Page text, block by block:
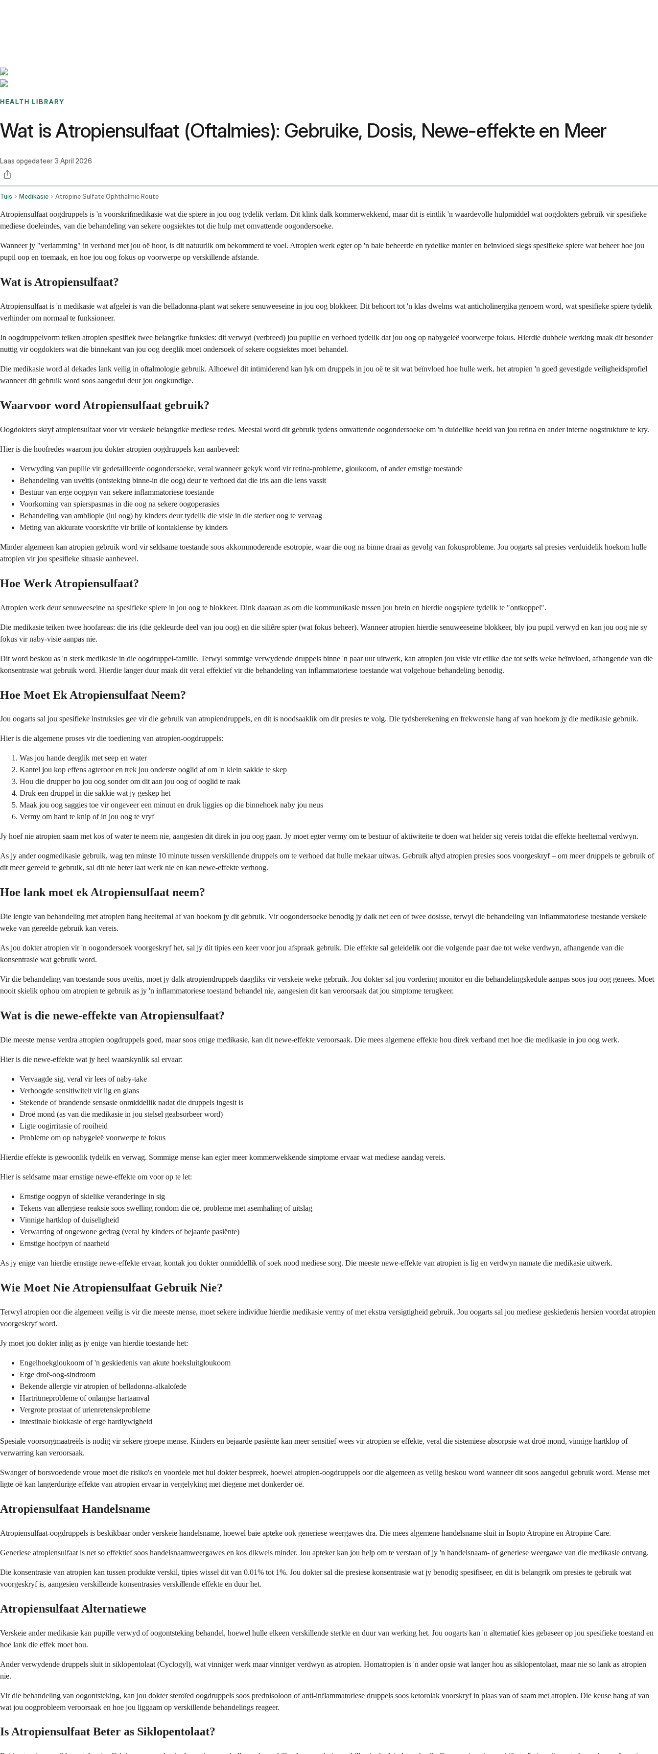
HEALTH LIBRARY
Wat is Atropiensulfaat (Oftalmies): Gebruike, Dosis, Newe-effekte en Meer
Laas opgedateer3 April 2026
Tuis Medikasie Atropine Sulfate Ophthalmic Route
Atropiensulfaat oogdruppels is 'n voorskrifmedikasie wat die spiere in jou oog tydelik verlam. Dit klink dalk kommerwekkend, maar dit is eintlik 'n waardevolle hulpmiddel wat oogdokters gebruik vir spesifieke
mediese doeleindes, van die behandeling van sekere oogsiektes tot die hulp met omvattende oogondersoeke.
Wanneer jy "verlamming" in verband met jou oë hoor, is dit natuurlik om bekommerd te voel. Atropien werk egter op 'n baie beheerde en tydelike manier en beïnvloed slegs spesifieke spiere wat beheer hoe jou
pupil oop en toemaak, en hoe jou oog fokus op voorwerpe op verskillende afstande.
Wat is Atropiensulfaat?
Atropiensulfaat is 'n medikasie wat afgelei is van die belladonna-plant wat sekere senuweeseine in jou oog blokkeer. Dit behoort tot 'n klas dwelms wat anticholinergika genoem word, wat spesifieke spiere tydelik
verhinder om normaal te funksioneer.
In oogdruppelvorm teiken atropien spesifiek twee belangrike funksies: dit verwyd (verbreed) jou pupille en verhoed tydelik dat jou oog op nabygeleë voorwerpe fokus. Hierdie dubbele werking maak dit besonder
nuttig vir oogdokters wat die binnekant van jou oog deeglik moet ondersoek of sekere oogsiektes moet behandel.
Die medikasie word al dekades lank veilig in oftalmologie gebruik. Alhoewel dit intimiderend kan lyk om druppels in jou oë te sit wat beïnvloed hoe hulle werk, het atropien 'n goed gevestigde veiligheidsprofiel
wanneer dit gebruik word soos aangedui deur jou oogkundige.
Waarvoor word Atropiensulfaat gebruik?
Oogdokters skryf atropiensulfaat voor vir verskeie belangrike mediese redes. Meestal word dit gebruik tydens omvattende oogondersoeke om 'n duidelike beeld van jou retina en ander interne oogstrukture te kry.
Hier is die hoofredes waarom jou dokter atropien oogdruppels kan aanbeveel:
Verwyding van pupille vir gedetailleerde oogondersoeke, veral wanneer gekyk word vir retina-probleme, gloukoom, of ander ernstige toestande
Behandeling van uveïtis (ontsteking binne-in die oog) deur te verhoed dat die iris aan die lens vassit
Bestuur van erge oogpyn van sekere inflammatoriese toestande
Voorkoming van spierspasmas in die oog na sekere oogoperasies
Behandeling van ambliopie (lui oog) by kinders deur tydelik die visie in die sterker oog te vervaag
Meting van akkurate voorskrifte vir brille of kontaklense by kinders
Minder algemeen kan atropien gebruik word vir seldsame toestande soos akkommoderende esotropie, waar die oog na binne draai as gevolg van fokusprobleme. Jou oogarts sal presies verduidelik hoekom hulle
atropien vir jou spesifieke situasie aanbeveel.
Hoe Werk Atropiensulfaat?
Atropien werk deur senuweeseine na spesifieke spiere in jou oog te blokkeer. Dink daaraan as om die kommunikasie tussen jou brein en hierdie oogspiere tydelik te "ontkoppel".
Die medikasie teiken twee hoofareas: die iris (die gekleurde deel van jou oog) en die siliêre spier (wat fokus beheer). Wanneer atropien hierdie senuweeseine blokkeer, bly jou pupil verwyd en kan jou oog nie sy
fokus vir naby-visie aanpas nie.
Dit word beskou as 'n sterk medikasie in die oogdruppel-familie. Terwyl sommige verwydende druppels binne 'n paar uur uitwerk, kan atropien jou visie vir etlike dae tot selfs weke beïnvloed, afhangende van die
konsentrasie wat gebruik word. Hierdie langer duur maak dit veral effektief vir die behandeling van inflammatoriese toestande wat volgehoue behandeling benodig.
Hoe Moet Ek Atropiensulfaat Neem?
Jou oogarts sal jou spesifieke instruksies gee vir die gebruik van atropiendruppels, en dit is noodsaaklik om dit presies te volg. Die tydsberekening en frekwensie hang af van hoekom jy die medikasie gebruik.
Hier is die algemene proses vir die toediening van atropien-oogdruppels:
Was jou hande deeglik met seep en water
Kantel jou kop effens agteroor en trek jou onderste ooglid af om 'n klein sakkie te skep
Hou die drupper bo jou oog sonder om dit aan jou oog of ooglid te raak
Druk een druppel in die sakkie wat jy geskep het
Maak jou oog saggies toe vir ongeveer een minuut en druk liggies op die binnehoek naby jou neus
Vermy om hard te knip of in jou oog te vryf
Jy hoef nie atropien saam met kos of water te neem nie, aangesien dit direk in jou oog gaan. Jy moet egter vermy om te bestuur of aktiwiteite te doen wat helder sig vereis totdat die effekte heeltemal verdwyn.
As jy ander oogmedikasie gebruik, wag ten minste 10 minute tussen verskillende druppels om te verhoed dat hulle mekaar uitwas. Gebruik altyd atropien presies soos voorgeskryf – om meer druppels te gebruik of
dit meer gereeld te gebruik, sal dit nie beter laat werk nie en kan newe-effekte verhoog.
Hoe lank moet ek Atropiensulfaat neem?
Die lengte van behandeling met atropien hang heeltemal af van hoekom jy dit gebruik. Vir oogondersoeke benodig jy dalk net een of twee dosisse, terwyl die behandeling van inflammatoriese toestande verskeie
weke van gereelde gebruik kan vereis.
As jou dokter atropien vir 'n oogondersoek voorgeskryf het, sal jy dit tipies een keer voor jou afspraak gebruik. Die effekte sal geleidelik oor die volgende paar dae tot weke verdwyn, afhangende van die
konsentrasie wat gebruik word.
Vir die behandeling van toestande soos uveïtis, moet jy dalk atropiendruppels daagliks vir verskeie weke gebruik. Jou dokter sal jou vordering monitor en die behandelingskedule aanpas soos jou oog genees. Moet
nooit skielik ophou om atropien te gebruik as jy 'n inflammatoriese toestand behandel nie, aangesien dit kan veroorsaak dat jou simptome terugkeer.
Wat is die newe-effekte van Atropiensulfaat?
Die meeste mense verdra atropien oogdruppels goed, maar soos enige medikasie, kan dit newe-effekte veroorsaak. Die mees algemene effekte hou direk verband met hoe die medikasie in jou oog werk.
Hier is die newe-effekte wat jy heel waarskynlik sal ervaar:
Vervaagde sig, veral vir lees of naby-take
Verhoogde sensitiwiteit vir lig en glans
Stekende of brandende sensasie onmiddellik nadat die druppels ingesit is
Droë mond (as van die medikasie in jou stelsel geabsorbeer word)
Ligte oogirritasie of rooiheid
Probleme om op nabygeleë voorwerpe te fokus
Hierdie effekte is gewoonlik tydelik en verwag. Sommige mense kan egter meer kommerwekkende simptome ervaar wat mediese aandag vereis.
Hier is seldsame maar ernstige newe-effekte om voor op te let:
Ernstige oogpyn of skielike veranderinge in sig
Tekens van allergiese reaksie soos swelling rondom die oë, probleme met asemhaling of uitslag
Vinnige hartklop of duiseligheid
Verwarring of ongewone gedrag (veral by kinders of bejaarde pasiënte)
Ernstige hoofpyn of naarheid
As jy enige van hierdie ernstige newe-effekte ervaar, kontak jou dokter onmiddellik of soek nood mediese sorg. Die meeste newe-effekte van atropien is lig en verdwyn namate die medikasie uitwerk.
Wie Moet Nie Atropiensulfaat Gebruik Nie?
Terwyl atropien oor die algemeen veilig is vir die meeste mense, moet sekere individue hierdie medikasie vermy of met ekstra versigtigheid gebruik. Jou oogarts sal jou mediese geskiedenis hersien voordat atropien
voorgeskryf word.
Jy moet jou dokter inlig as jy enige van hierdie toestande het:
Engelhoekgloukoom of 'n geskiedenis van akute hoeksluitgloukoom
Erge droë-oog-sindroom
Bekende allergie vir atropien of belladonna-alkaloïede
Hartritmeprobleme of onlangse hartaanval
Vergrote prostaat of urienretensieprobleme
Intestinale blokkasie of erge hardlywigheid
Spesiale voorsorgmaatreëls is nodig vir sekere groepe mense. Kinders en bejaarde pasiënte kan meer sensitief wees vir atropien se effekte, veral die sistemiese absorpsie wat droë mond, vinnige hartklop of
verwarring kan veroorsaak.
Swanger of borsvoedende vroue moet die risiko's en voordele met hul dokter bespreek, hoewel atropien-oogdruppels oor die algemeen as veilig beskou word wanneer dit soos aangedui gebruik word. Mense met
ligte oë kan langerdurige effekte van atropien ervaar in vergelyking met diegene met donkerder oë.
Atropiensulfaat Handelsname
Atropiensulfaat-oogdruppels is beskikbaar onder verskeie handelsname, hoewel baie apteke ook generiese weergawes dra. Die mees algemene handelsname sluit in Isopto Atropine en Atropine Care.
Generiese atropiensulfaat is net so effektief soos handelsnaamweergawes en kos dikwels minder. Jou apteker kan jou help om te verstaan of jy 'n handelsnaam- of generiese weergawe van die medikasie ontvang.
Die konsentrasie van atropien kan tussen produkte verskil, tipies wissel dit van 0.01% tot 1%. Jou dokter sal die presiese konsentrasie wat jy benodig spesifiseer, en dit is belangrik om presies te gebruik wat
voorgeskryf is, aangesien verskillende konsentrasies verskillende effekte en duur het.
Atropiensulfaat Alternatiewe
Verskeie ander medikasie kan pupille verwyd of oogontsteking behandel, hoewel hulle elkeen verskillende sterkte en duur van werking het. Jou oogarts kan 'n alternatief kies gebaseer op jou spesifieke toestand en
hoe lank die effek moet hou.
Ander verwydende druppels sluit in siklopentolaat (Cyclogyl), wat vinniger werk maar vinniger verdwyn as atropien. Homatropien is 'n ander opsie wat langer hou as siklopentolaat, maar nie so lank as atropien
nie.
Vir die behandeling van oogontsteking, kan jou dokter steroïed oogdruppels soos prednisoloon of anti-inflammatoriese druppels soos ketorolak voorskryf in plaas van of saam met atropien. Die keuse hang af van
wat jou oogprobleem veroorsaak en hoe jou liggaam op verskillende behandelings reageer.
Is Atropiensulfaat Beter as Siklopentolaat?